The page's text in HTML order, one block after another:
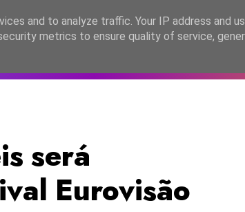
PORTUGAL LANÇAMENTOS
será
Eurovisão
and to analyze traffic. Your IP address and
metrics to ensure quality of service,